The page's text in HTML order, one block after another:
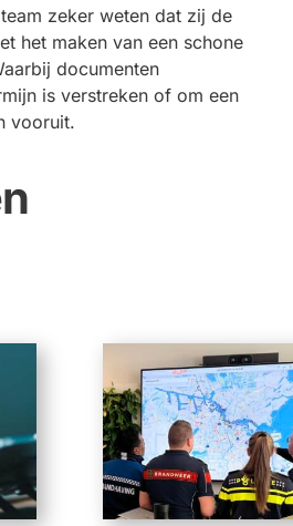
zeker weten dat zij de
het maken van een schone
documenten
is verstreken of om een
vooruit.